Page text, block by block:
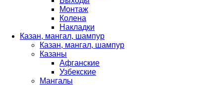
Монтаж
Колена
Накладки
Казан, мангал, шампур
Казан, мангал, шампур
Казаны
Афганские
Узбекские
Мангалы